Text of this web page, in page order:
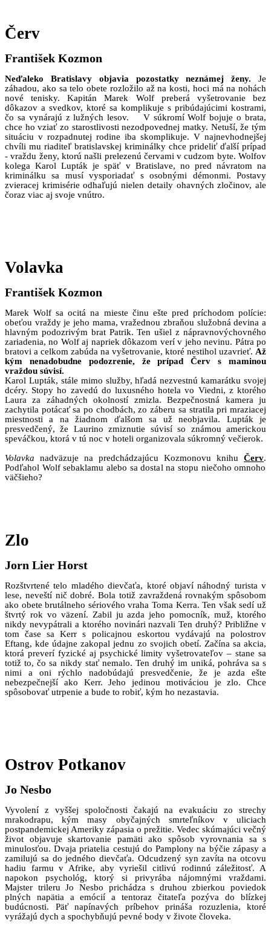
Červ
František Kozmon
Neďaleko Bratislavy objavia pozostatky neznámej ženy. Je
záhadou, ako sa telo obete rozložilo až na kosti, hoci má na nohách
nové tenisky. Kapitán Marek Wolf preberá vyšetrovanie bez
dôkazov a svedkov, ktoré sa komplikuje s pribúdajúcimi kostrami,
čo sa vynárajú z lužných lesov. V súkromí Wolf bojuje o brata,
chce ho vziať zo starostlivosti nezodpovednej matky. Netuší, že tým
situáciu v rozpadnutej rodine iba skomplikuje. V najnevhodnejšej
chvíli mu riaditeľ bratislavskej kriminálky chce prideliť ďalší prípad
- vraždu ženy, ktorú našli prelezenú červami v cudzom byte. Wolfov
kolega Karol Lupták je späť v Bratislave, no pred návratom na
kriminálku sa musí vysporiadať s osobnými démonmi. Postavy
zvieracej krimisérie odhaľujú nielen detaily ohavných zločinov, ale
čoraz viac aj svoje vnútro.
Volavka
František Kozmon
Marek Wolf sa ocitá na mieste činu ešte pred príchodom polície:
obeťou vraždy je jeho mama, vražednou zbraňou služobná devina a
hlavným podozrivým brat Patrik. Ten ušiel z nápravnovýchovného
zariadenia, no Wolf aj napriek dôkazom verí v jeho nevinu. Pátra po
bratovi a celkom zabúda na vyšetrovanie, ktoré nestihol uzavrieť. Až
kým nenadobudne podozrenie, že prípad Červ s maminou
vraždou súvisí.
Karol Lupták, stále mimo služby, hľadá nezvestnú kamarátku svojej
dcéry. Stopy ho zavedú do luxusného hotela vo Viedni, z ktorého
Laura za záhadných okolností zmizla. Bezpečnostná kamera ju
zachytila potácať sa po chodbách, zo záberu sa stratila pri mraziacej
miestnosti a na žiadnom ďalšom sa už neobjavila. Lupták je
presvedčený, že Laurino zmiznutie súvisí so známou americkou
speváčkou, ktorá v tú noc v hoteli organizovala súkromný večierok.
Volavka
nadväzuje na predchádzajúcu Kozmonovu knihu Červ.
Podľahol Wolf sebaklamu alebo sa dostal na stopu niečoho omnoho
väčšieho?
Zlo
Jorn Lier Horst
Rozštvrtené telo mladého dievčaťa, ktoré objaví náhodný turista v
lese, neveští nič dobré. Bola totiž zavraždená rovnakým spôsobom
ako obete brutálneho sériového vraha Toma Kerra. Ten však sedí už
štvrtý rok vo väzení. Zabil ju azda jeho pomocník, muž, ktorého
nikdy nevypátrali a ktorého novinári nazvali Ten druhý? Približne v
tom čase sa Kerr s policajnou eskortou vydávajú na polostrov
Eftang, kde údajne zakopal jednu zo svojich obetí. Začína sa akcia,
ktorá preverí fyzické aj psychické limity vyšetrovateľov – stane sa
totiž to, čo sa nikdy stať nemalo. Ten druhý im uniká, pohráva sa s
nimi a oni rýchlo nadobúdajú presvedčenie, že je azda ešte
nebezpečnejší ako Kerr. Jeho jedinou motiváciou je zlo. Chce
spôsobovať utrpenie a bude to robiť, kým ho nezastavia.
Ostrov Potkanov
Jo Nesbo
Vyvolení z vyššej spoločnosti čakajú na evakuáciu zo strechy
mrakodrapu, kým masy obyčajných smrteľníkov v uliciach
postpandemickej Ameriky zápasia o prežitie. Vedec skúmajúci večný
život objavuje skartovanie pamäti ako spôsob vyrovnania sa s
minulosťou. Dvaja priatelia cestujú do Pamplony na býčie zápasy a
zamilujú sa do jedného dievčaťa. Odcudzený syn zavíta na otcovu
hadiu farmu v Afrike, aby vyriešil citlivú rodinnú záležitosť. A
napokon psychológ, ktorý si privyrába nájomnými vraždami.
Majster trileru Jo Nesbo prichádza s druhou zbierkou poviedok
plných napätia a emócií a tentoraz čitateľa pozýva do blízkej
budúcnosti. Päť napínavých príbehov prináša rozuzlenia, ktoré
vyrážajú dych a spochybňujú pevné body v živote človeka.